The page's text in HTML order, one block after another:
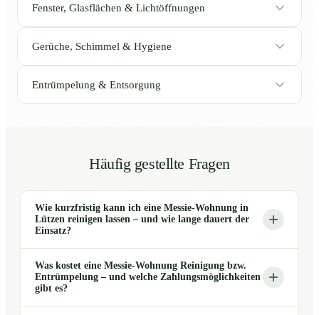
Fenster, Glasflächen & Lichtöffnungen
Gerüche, Schimmel & Hygiene
Entrümpelung & Entsorgung
Häufig gestellte Fragen
Wie kurzfristig kann ich eine Messie-Wohnung in
Lützen reinigen lassen – und wie lange dauert der
Einsatz?
Was kostet eine Messie-Wohnung Reinigung bzw.
Entrümpelung – und welche Zahlungsmöglichkeiten
gibt es?